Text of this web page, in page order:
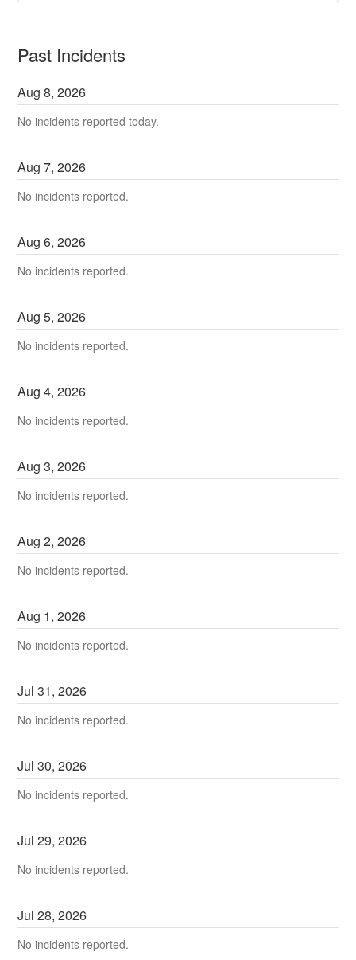
Past Incidents
Aug8,2026
No incidents reported today.
Aug7,2026
No incidents reported.
Aug6,2026
No incidents reported.
Aug5,2026
No incidents reported.
Aug4,2026
No incidents reported.
Aug3,2026
No incidents reported.
Aug2,2026
No incidents reported.
Aug 1,2026
No incidents reported.
Jul31,2026
No incidents reported.
Jul30,2026
No incidents reported.
Jul29,2026
No incidents reported.
Jul28,2026
No incidents reported.